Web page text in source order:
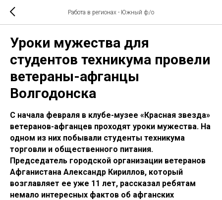
Работа в регионах - Южный ф/о
Уроки мужества для
студентов техникума провели
ветераны-афганцы
Волгодонска
С начала февраля в клубе-музее «Красная звезда»
ветеранов-афганцев проходят уроки мужества. На
одном из них побывали студенты техникума
торговли и общественного питания.
Председатель городской организации ветеранов
Афганистана Александр Кириллов, который
возглавляет ее уже 11 лет, рассказал ребятам
немало интересных фактов об афганских